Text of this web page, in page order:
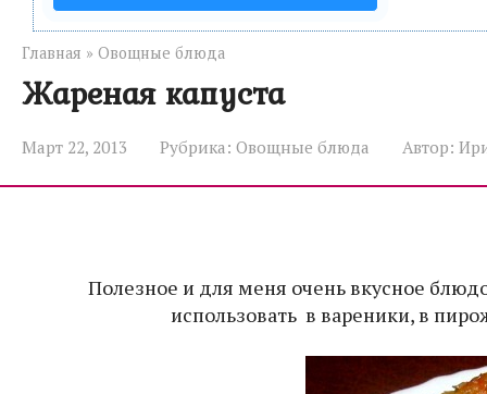
Главная » Овощные блюда
Жареная капуста
Март 22, 2013 Рубрика: Овощные блюда Автор:
Полезное и для меня очень вкусное
использовать в вареники, в